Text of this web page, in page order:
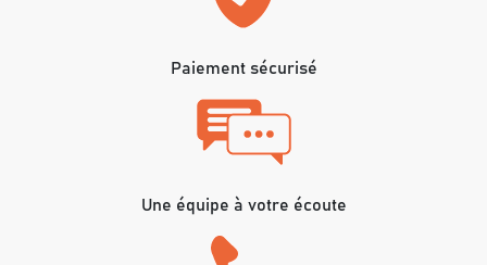
Paiement sécurisé
Une équipe à votre écoute